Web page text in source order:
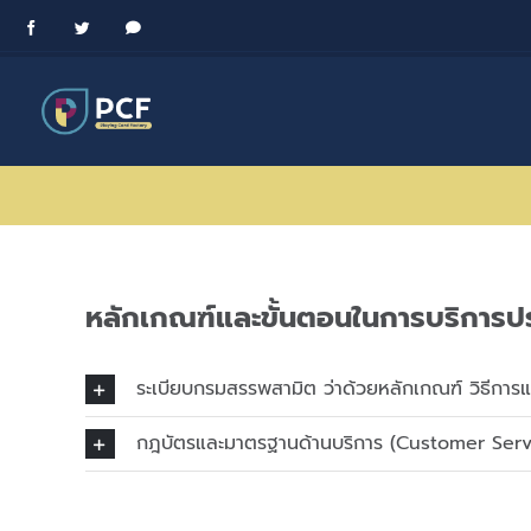
Skip
FacebookTwitter Messenger
หลักเกณฑ์และขั้นตอนในการบริการป
ระเบียบกรมสรรพสามิต ว่าด้วยหลักเกณฑ์ วิธีการ
กฎบัตรและมาตรฐานด้านบริการ (Customer